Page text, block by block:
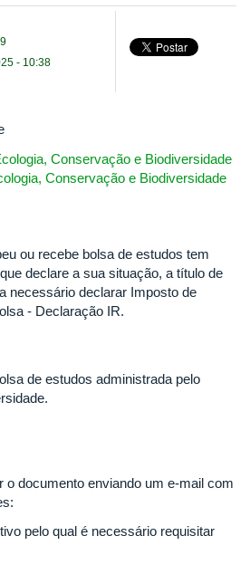
- 10:38
Conservação e Biodiversidade
Conservação e Biodiversidade
ou recebe bolsa de estudos tem
declare a sua situação, a título de
necessário declarar Imposto de
- Declaração IR.
de estudos administrada pelo
o documento enviando um e-mail com
pelo qual é necessário requisitar